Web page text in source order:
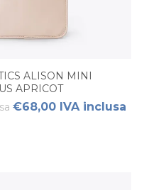
ALISON MINI
APRICOT
€68,00 IVA inclusa